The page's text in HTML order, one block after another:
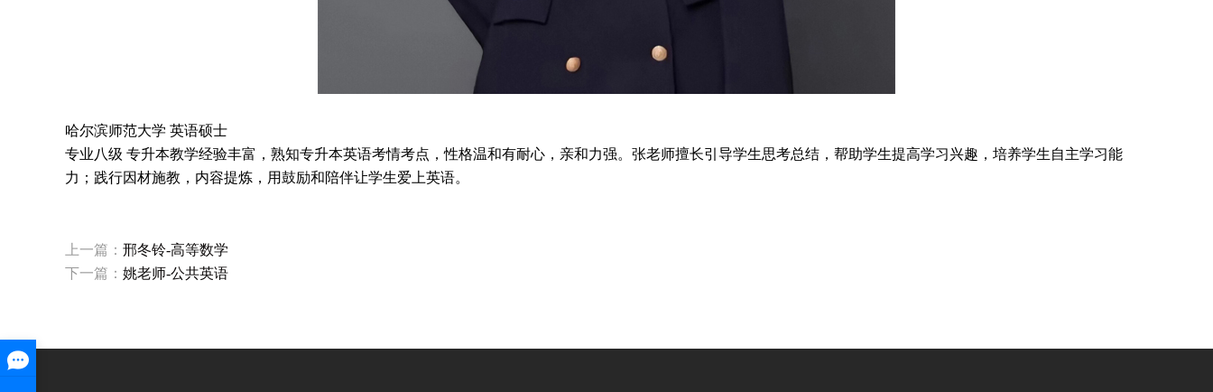
哈尔滨师范大学 英语硕士
专业八级 专升本教学经验丰富，熟知专升本英语考情考点，性格温和有耐心，亲和力强。张老师擅长引导学生思考总结，帮助学生提高学习兴趣，培养学生自主学习能
力；践行因材施教，内容提炼，用鼓励和陪伴让学生爱上英语。
上一篇： 邢冬铃-高等数学
下一篇： 姚老师-公共英语